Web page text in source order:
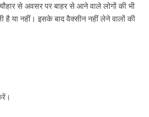
से अवसर पर बाहर से आने वाले लोगों की भी
है या नहीं। इसके बाद वैक्सीन नहीं लेने वालों की